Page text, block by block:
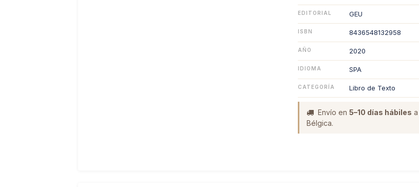
EDITORIAL GEU
ISBN 8436548132958
AÑO 2020
IDIOMA SPA
CATEGORÍA Libro de Texto
Envío en 5–10 días hábiles a
Bélgica.